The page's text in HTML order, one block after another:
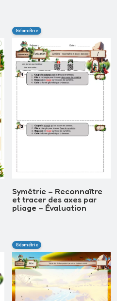
Géométrie
Symétrie – Reconnaître
et tracer des axes par
pliage – Évaluation
Géométrie